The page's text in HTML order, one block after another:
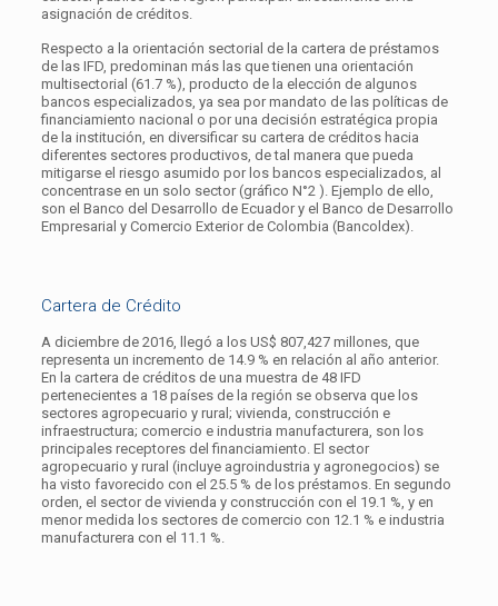
asignación de créditos.
Respecto a la orientación sectorial de la cartera de préstamos
de las IFD, predominan más las que tienen una orientación
multisectorial (61.7 %), producto de la elección de algunos
bancos especializados, ya sea por mandato de las políticas de
financiamiento nacional o por una decisión estratégica propia
de la institución, en diversificar su cartera de créditos hacia
diferentes sectores productivos, de tal manera que pueda
mitigarse el riesgo asumido por los bancos especializados, al
concentrase en un solo sector (gráfico N°2 ). Ejemplo de ello,
son el Banco del Desarrollo de Ecuador y el Banco de Desarrollo
Empresarial y Comercio Exterior de Colombia (Bancoldex).
Cartera de Crédito
A diciembre de 2016, llegó a los US$ 807,427 millones, que
representa un incremento de 14.9 % en relación al año anterior.
En la cartera de créditos de una muestra de 48 IFD
pertenecientes a 18 países de la región se observa que los
sectores agropecuario y rural; vivienda, construcción e
infraestructura; comercio e industria manufacturera, son los
principales receptores del financiamiento. El sector
agropecuario y rural (incluye agroindustria y agronegocios) se
ha visto favorecido con el 25.5 % de los préstamos. En segundo
orden, el sector de vivienda y construcción con el 19.1 %, y en
menor medida los sectores de comercio con 12.1 % e industria
manufacturera con el 11.1 %.